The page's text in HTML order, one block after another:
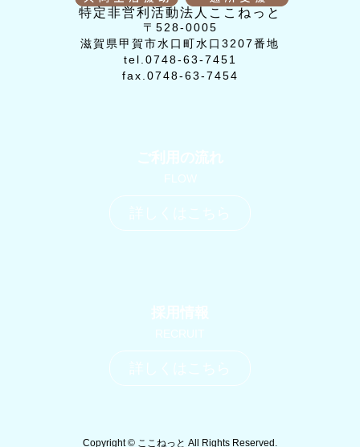
特定非営利活動法人ここねっと
〒528-0005
滋賀県甲賀市水口町水口3207番地
tel.0748-63-7451
fax.0748-63-7454
ご利用の流れ
FLOW
詳しくはこちら
採用情報
RECRUIT
詳しくはこちら
Copyright © ここねっと All Rights Reserved.